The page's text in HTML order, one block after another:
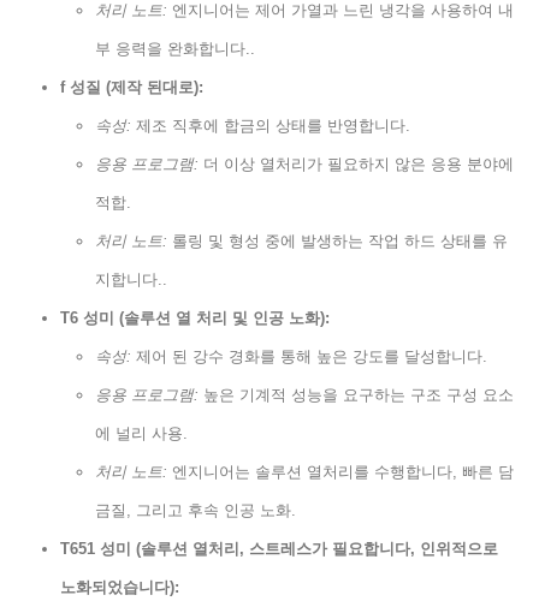
처리 노트: 엔지니어는 제어 가열과 느린 냉각을 사용하여 내
부 응력을 완화합니다..
f 성질 (제작 된대로):
속성: 제조 직후에 합금의 상태를 반영합니다.
응용 프로그램: 더 이상 열처리가 필요하지 않은 응용 분야에
적합.
처리 노트: 롤링 및 형성 중에 발생하는 작업 하드 상태를 유
지합니다..
T6 성미 (솔루션 열 처리 및 인공 노화):
속성: 제어 된 강수 경화를 통해 높은 강도를 달성합니다.
응용 프로그램: 높은 기계적 성능을 요구하는 구조 구성 요소
에 널리 사용.
처리 노트: 엔지니어는 솔루션 열처리를 수행합니다, 빠른 담
금질, 그리고 후속 인공 노화.
T651 성미 (솔루션 열처리, 스트레스가 필요합니다, 인위적으로
노화되었습니다):